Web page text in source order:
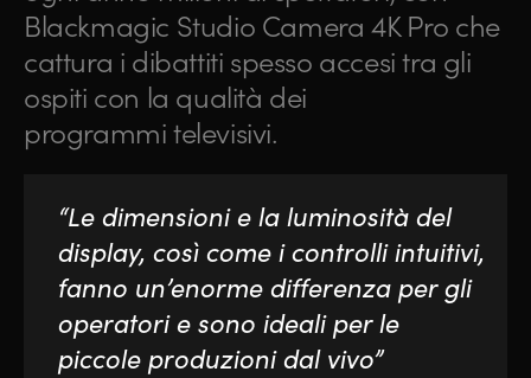
Blackmagic Studio Camera 4K Pro che
cattura i dibattiti spesso accesi tra gli
ospiti con la qualità dei
programmi televisivi.
“Le dimensioni e la luminosità del
display, così come i controlli intuitivi,
fanno un’enorme differenza per gli
operatori e sono ideali per le
piccole produzioni dal vivo”